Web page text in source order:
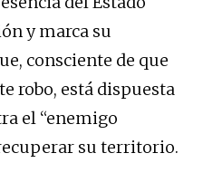
y marca su
consciente de que
robo, está dispuesta
el “enemigo
su territorio.